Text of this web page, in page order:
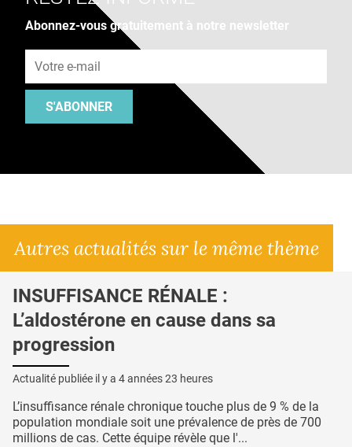
Abonnez-vous gratuitement à notre newsletter
S'ABONNER
Autres actualités sur le même thème
INSUFFISANCE RÉNALE :
L’aldostérone en cause dans sa
progression
Actualité publiée il y a 4 années 23 heures
L’insuffisance rénale chronique touche plus de 9 % de la
population mondiale soit une prévalence de près de 700
millions de cas. Cette équipe révèle que l'...